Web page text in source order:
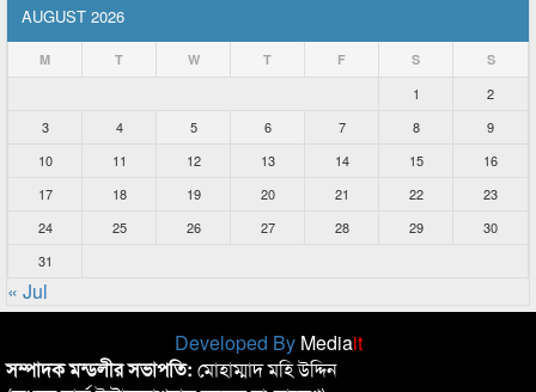
AUGUST 2026
M T W T F S S
1
2
3
4 5 6 7 8
9
10
11 12 13 14 15
16
17
18 19 20 21 22
23
24
25 26 27 28 29
30
31
« Jul
Developed By Mediait
সম্পাদক মন্ডলীর সভাপতি: মোহাম্মাদ মহি উদ্দিন